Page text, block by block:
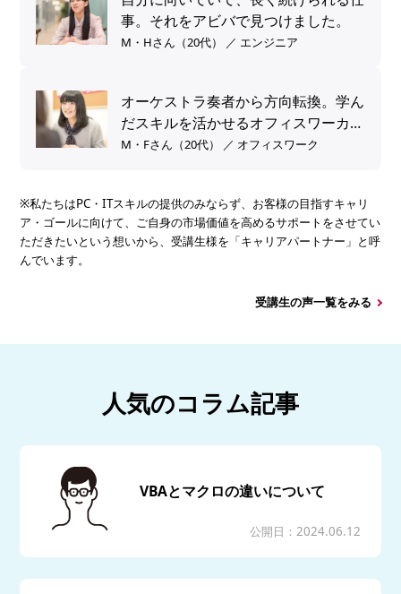
事。それをアビバで見つけました。
M・Hさん（20代） ／ エンジニア
オーケストラ奏者から方向転換。学ん
だスキルを活かせるオフィスワーカー
へ。
M・Fさん（20代） ／ オフィスワーク
※私たちはPC・ITスキルの提供のみならず、お客様の目指すキャリ
ア・ゴールに向けて、ご自身の市場価値を高めるサポートをさせてい
ただきたいという想いから、受講生様を「キャリアパートナー」と呼
んでいます。
受講生の声一覧をみる
人気のコラム記事
VBAとマクロの違いについて
公開日：2024.06.12